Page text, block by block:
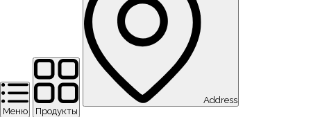
Меню Продукты
Address